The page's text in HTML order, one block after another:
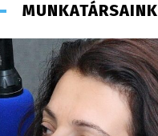
MUNKATÁRSAINK